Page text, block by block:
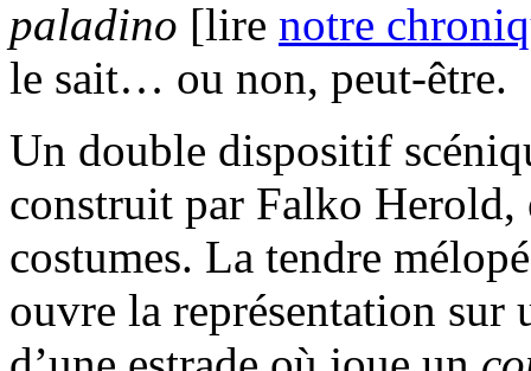
paladino [lire notre
le sait… ou non, peut-être.
Un double dispositif
construit par Falko Herold,
costumes. La tendre
ouvre la représentation sur